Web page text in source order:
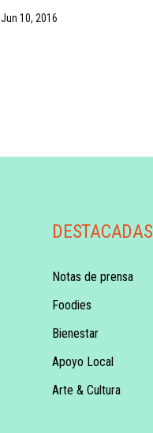
Jun 10, 2016
DESTACADAS
Notas de prensa
Foodies
Bienestar
Apoyo Local
Arte & Cultura